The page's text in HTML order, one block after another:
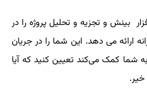
بینش و تجزیه و تحلیل پروژه را در
ارائه می دهد. این شما را در جریان
شما کمک می‌کند تعیین کنید که آیا